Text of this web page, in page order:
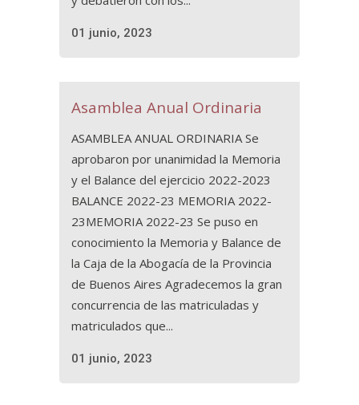
01 junio, 2023
Asamblea Anual Ordinaria
ASAMBLEA ANUAL ORDINARIA Se
aprobaron por unanimidad la Memoria
y el Balance del ejercicio 2022-2023
BALANCE 2022-23 MEMORIA 2022-
23MEMORIA 2022-23 Se puso en
conocimiento la Memoria y Balance de
la Caja de la Abogacía de la Provincia
de Buenos Aires Agradecemos la gran
concurrencia de las matriculadas y
matriculados que...
01 junio, 2023